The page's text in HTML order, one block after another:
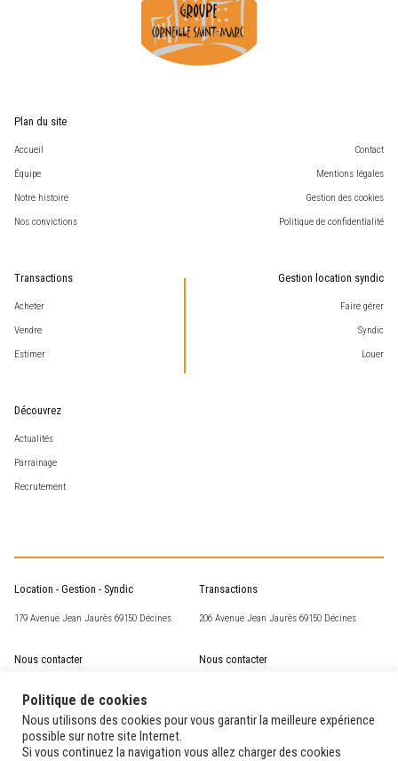
Plan du site
Accueil Contact
Équipe Mentions légales
Notre histoire Gestion des cookies
Nos convictions Politique de confidentialité
Transactions
Acheter
Vendre
Estimer
Gestion location syndic
Faire gérer
Syndic
Louer
Découvrez
Actualités
Parrainage
Recrutement
Location - Gestion - Syndic
179 Avenue Jean Jaurès 69150 Décines
Transactions
206 Avenue Jean Jaurès 69150 Décines
Nous contacter
04 72 02 63 93
Nous contacter
04 78 49 15 60
Nos horaires Nos horaires
Politique de cookies
Nous utilisons des cookies pour vous garantir la meilleure expérience
possible sur notre site Internet.
Si vous continuez la navigation vous allez charger des cookies